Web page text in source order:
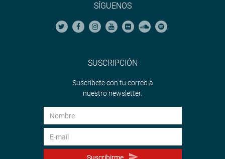
SÍGUENOS
SUSCRIPCIÓN
Suscríbete con tu correo a
nuestro newsletter.